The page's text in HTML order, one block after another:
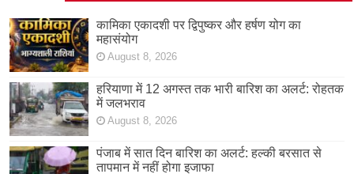
कामिका एकादशी पर द्विपुष्कर और हर्षण योग का
महासंयोग
August 8, 2026
हरियाणा में 12 अगस्त तक भारी बारिश का अलर्ट: रोहतक
में जलभराव
August 8, 2026
पंजाब में सात दिन बारिश का अलर्ट: हल्की बरसात से
तापमान में नहीं होगा इजाफा